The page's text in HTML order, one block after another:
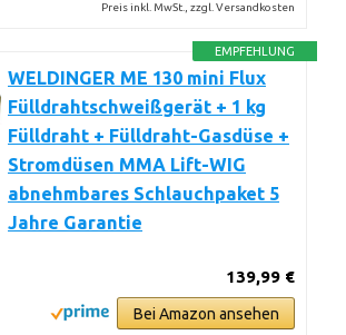
Preis inkl. MwSt., zzgl. Versandkosten
EMPFEHLUNG
WELDINGER ME 130 mini Flux
Fülldrahtschweißgerät + 1 kg
Fülldraht + Fülldraht-Gasdüse +
Stromdüsen MMA Lift-WIG
abnehmbares Schlauchpaket 5
Jahre Garantie
139,99 €
Bei Amazon ansehen